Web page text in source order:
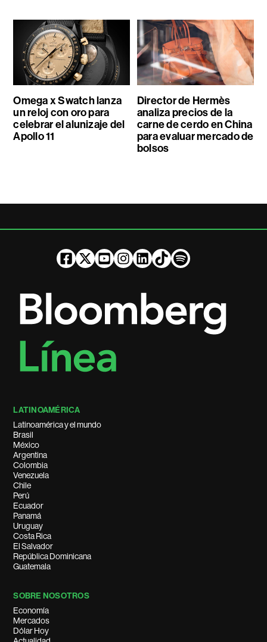
Omega x Swatch lanza
un reloj con oro para
celebrar el alunizaje del
Apollo 11
Director de Hermès
analiza precios de la
carne de cerdo en China
para evaluar mercado de
bolsos
LATINOAMÉRICA
Latinoamérica y el mundo
Brasil
México
Argentina
Colombia
Venezuela
Chile
Perú
Ecuador
Panamá
Uruguay
Costa Rica
El Salvador
República Dominicana
Guatemala
SOBRE NOSOTROS
Economía
Mercados
Dólar Hoy